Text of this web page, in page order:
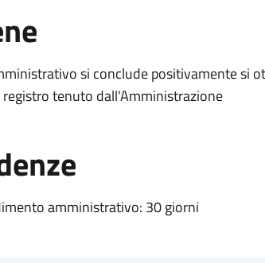
si conclude positivamente si
tenuto dall'Amministrazione
amministrativo: 30 giorni